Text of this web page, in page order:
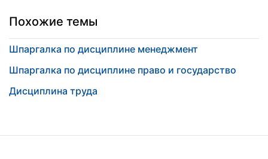
Похожие темы
Шпаргалка по дисциплине менеджмент
Шпаргалка по дисциплине право и государство
Дисциплина труда